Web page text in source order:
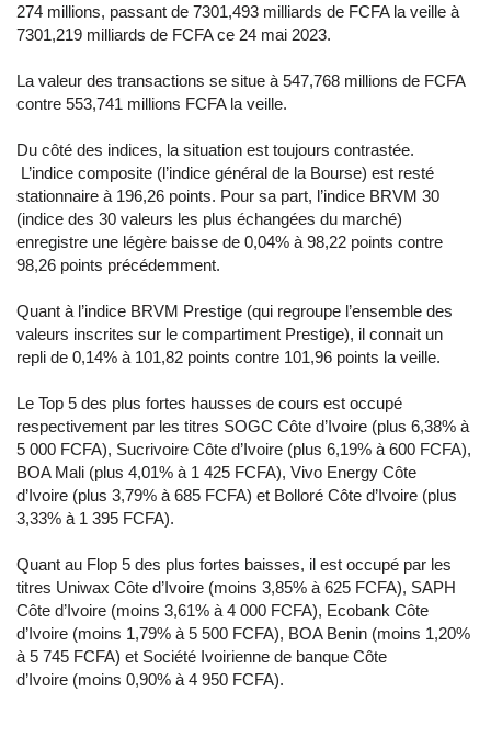
274 millions, passant de 7301,493 milliards de FCFA la veille à
7301,219 milliards de FCFA ce 24 mai 2023.
La valeur des transactions se situe à 547,768 millions de FCFA
contre 553,741 millions FCFA la veille.
Du côté des indices, la situation est toujours contrastée.
L’indice composite (l’indice général de la Bourse) est resté
stationnaire à 196,26 points. Pour sa part, l’indice BRVM 30
(indice des 30 valeurs les plus échangées du marché)
enregistre une légère baisse de 0,04% à 98,22 points contre
98,26 points précédemment.
Quant à l’indice BRVM Prestige (qui regroupe l’ensemble des
valeurs inscrites sur le compartiment Prestige), il connait un
repli de 0,14% à 101,82 points contre 101,96 points la veille.
Le Top 5 des plus fortes hausses de cours est occupé
respectivement par les titres SOGC Côte d’Ivoire (plus 6,38% à
5 000 FCFA), Sucrivoire Côte d’Ivoire (plus 6,19% à 600 FCFA),
BOA Mali (plus 4,01% à 1 425 FCFA), Vivo Energy Côte
d’Ivoire (plus 3,79% à 685 FCFA) et Bolloré Côte d’Ivoire (plus
3,33% à 1 395 FCFA).
Quant au Flop 5 des plus fortes baisses, il est occupé par les
titres Uniwax Côte d’Ivoire (moins 3,85% à 625 FCFA), SAPH
Côte d’Ivoire (moins 3,61% à 4 000 FCFA), Ecobank Côte
d’Ivoire (moins 1,79% à 5 500 FCFA), BOA Benin (moins 1,20%
à 5 745 FCFA) et Société Ivoirienne de banque Côte
d’Ivoire (moins 0,90% à 4 950 FCFA).